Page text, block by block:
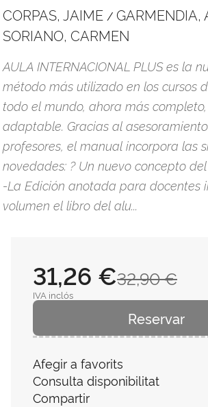
CORPAS, JAIME / GARMENDIA,
SORIANO, CARMEN
AULA INTERNACIONAL PLUS es la
método más utilizado en los cursos
todo el mundo, ahora más
adaptable. Gracias al
profesores, el manual incorpora las
novedades: ? Un nuevo concepto
-La Edición anotada para docentes
volumen el libro del alu...
32,90 €
31,26 €
IVA inclós
Reservar
Afegir a favorits
Consulta disponibilitat
Compartir